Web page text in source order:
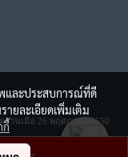
ดร้านเมื่อ 26 พฤศภาคม 2550
และประสบการณ์ที่ดี
ายละเอียดเพิ่มเติม
กี้